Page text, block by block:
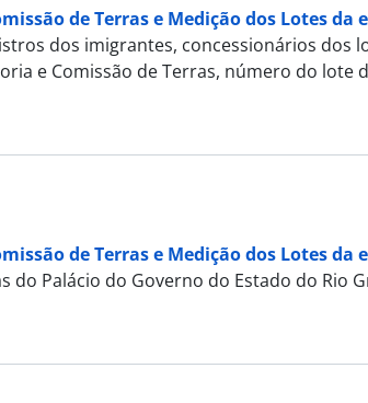
de Terras e Medição dos Lotes da
dos imigrantes, concessionários dos
e Comissão de Terras, número do lote
de Terras e Medição dos Lotes da
Palácio do Governo do Estado do Rio